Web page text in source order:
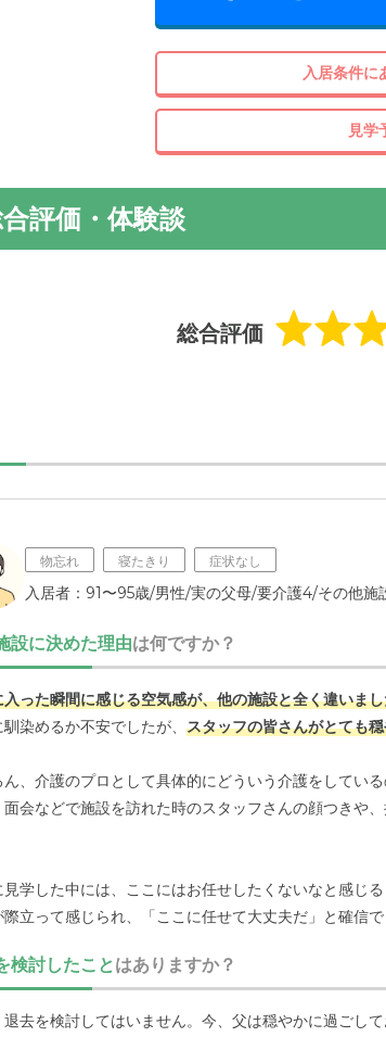
入居条件に
見学
評価・体験談
総合評価
物忘れ 寝たきり 症状なし
入居者：91〜95歳/男性/実の父母/要介護4/その他施
設に決めた理由は何ですか？
入った瞬間に感じる空気感が、他の施設と全く違いま
染めるか不安でしたが、 スタッフの皆さんがとても
ん、介護のプロとして具体的にどういう介護をしてい
面会などで施設を訪れた時のスタッフさんの顔つきや
見学した中には、ここにはお任せしたくないなと感じ
際立って感じられ、「ここに任せて大丈夫だ」と確信
の現場に携わる方々に余裕があるから、入居者に対
検討したことはありますか？
退去を検討してはいません。今、父は穏やかに過ごし